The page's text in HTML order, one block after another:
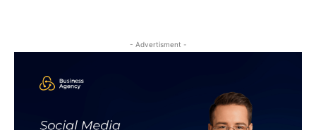
- Advertisment -